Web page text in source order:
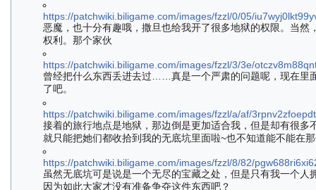
https://patchwiki.biligame.com/images/fzzl/0/05/
恶魔，也十分有趣哦，撒旦也给我开了很多地狱的权限。当然
权利。那个家伙
https://patchwiki.biligame.com/images/fzzl/3/3e/
曾经把什么东西丢进去过……真是一个严肃的问题呢，现在里
了吧。
https://patchwiki.biligame.com/images/fzzl/a/af/
接着的旅行地点是地狱，那边倒是更加适合我，但是却有很多
就只能把她们都收拾到我的无底坑里面啦~也不知道能不能在
https://patchwiki.biligame.com/images/fzzl/8/82/
虽然无底坑可是说是一个无尽的宝藏之处，但是只有我一个人
因为如此大家才没有准备争夺这件东西吧？